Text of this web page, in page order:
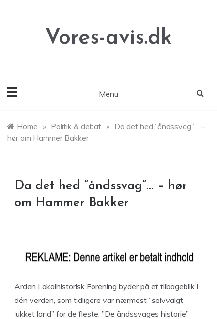
Vores-avis.dk
Menu
Home » Politik & debat » Da det hed ”åndssvag”… –
hør om Hammer Bakker
Da det hed ”åndssvag”… – hør
om Hammer Bakker
Arden Lokalhistorisk Forening byder på et tilbageblik i
dén verden, som tidligere var nærmest ”selvvalgt
lukket land” for de fleste: ”De åndssvages historie”